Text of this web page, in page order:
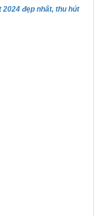
2024 đẹp nhất, thu hút